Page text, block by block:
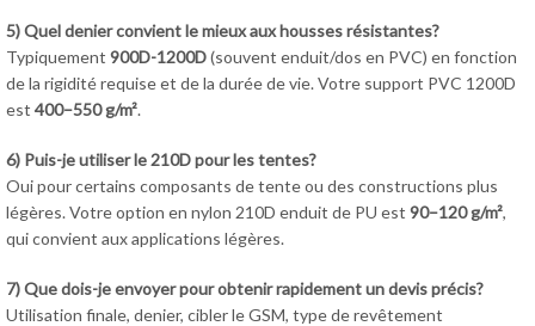
5) Quel denier convient le mieux aux housses résistantes?
Typiquement 900D-1200D(souvent enduit/dos en PVC) en fonction
de la rigidité requise et de la durée de vie. Votre support PVC 1200D
est 400–550 g/m².
6) Puis-je utiliser le 210D pour les tentes?
Oui pour certains composants de tente ou des constructions plus
légères. Votre option en nylon 210D enduit de PU est 90–120 g/m²,
qui convient aux applications légères.
7) Que dois-je envoyer pour obtenir rapidement un devis précis?
Utilisation finale, denier, cibler le GSM, type de revêtement